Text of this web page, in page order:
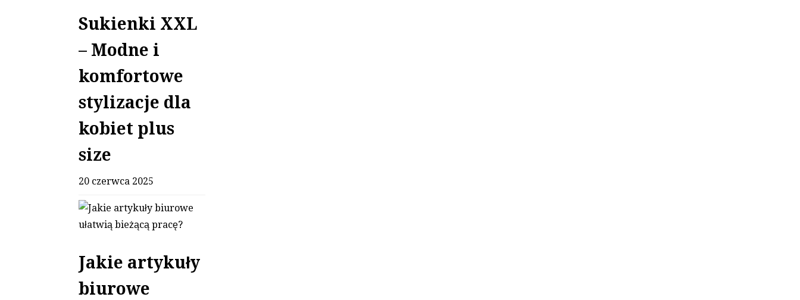
Sukienki XXL
– Modne i
komfortowe
stylizacje dla
kobiet plus
size
20 czerwca 2025
Jakie artykuły
biurowe